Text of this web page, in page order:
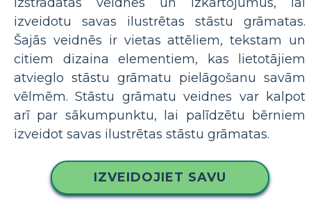
izveidotu savas ilustrētas stāstu grāmatas.
Šajās veidnēs ir vietas attēliem, tekstam un
citiem dizaina elementiem, kas lietotājiem
atvieglo stāstu grāmatu pielāgošanu savām
vēlmēm. Stāstu grāmatu veidnes var kalpot
arī par sākumpunktu, lai palīdzētu bērniem
izveidot savas ilustrētas stāstu grāmatas.
IZVEIDOJIET SAVU